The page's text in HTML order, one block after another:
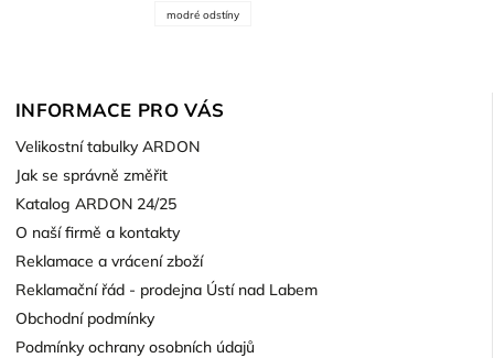
modré odstíny
INFORMACE PRO VÁS
Velikostní tabulky ARDON
Jak se správně změřit
Katalog ARDON 24/25
O naší firmě a kontakty
Reklamace a vrácení zboží
Reklamační řád - prodejna Ústí nad Labem
Obchodní podmínky
Podmínky ochrany osobních údajů